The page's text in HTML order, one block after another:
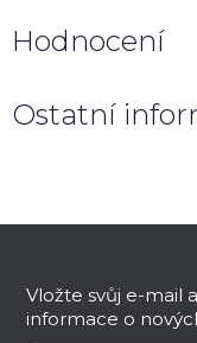
Hodnocení
Ostatní
Vložte svůj e-mail
informace o